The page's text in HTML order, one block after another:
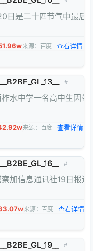
日是二十四节气中最后
来源：百度 查看详情 →
__B2BE_GL_13__ #
柞水中学一名高中生因
来源：百度 查看详情 →
__B2BE_GL_16__ #
察加信息通讯社19日报
来源：百度 查看详情 →
__B2BE_GL_19__ #